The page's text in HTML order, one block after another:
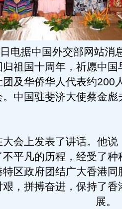
据中国外交部网站消
归祖国十周年，祈愿中国
及华侨华人代表约200
中国驻斐济大使蔡金彪
上发表了讲话。他说
不平凡的历程，经受了种
区政府团结广大香港同
，拼搏奋进，保持了香
展。